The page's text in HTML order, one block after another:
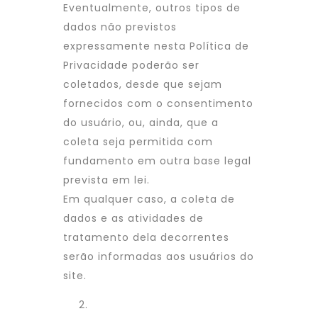
Eventualmente, outros tipos de
dados não previstos
expressamente nesta Política de
Privacidade poderão ser
coletados, desde que sejam
fornecidos com o consentimento
do usuário, ou, ainda, que a
coleta seja permitida com
fundamento em outra base legal
prevista em lei.
Em qualquer caso, a coleta de
dados e as atividades de
tratamento dela decorrentes
serão informadas aos usuários do
site.